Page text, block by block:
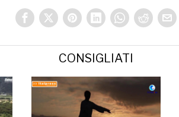
CONSIGLIATI